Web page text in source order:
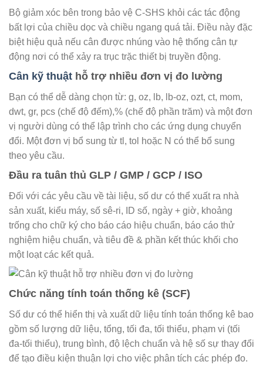
Bộ giảm xóc bên trong bảo vệ C-SHS khỏi các tác động
bất lợi của chiều dọc và chiều ngang quá tải. Điều này đặc
biệt hiệu quả nếu cân được nhúng vào hệ thống cân tự
động nơi có thể xảy ra trục trặc thiết bị truyền động.
Cân kỹ thuật hỗ trợ nhiều đơn vị đo lường
Bạn có thể dễ dàng chọn từ: g, oz, lb, lb-oz, ozt, ct, mom,
dwt, gr, pcs (chế độ đếm),% (chế độ phần trăm) và một đơn
vị người dùng có thể lập trình cho các ứng dụng chuyển
đổi. Một đơn vị bổ sung từ tl, tol hoặc N có thể bổ sung
theo yêu cầu.
Đầu ra tuân thủ GLP / GMP / GCP / ISO
Đối với các yêu cầu về tài liệu, số dư có thể xuất ra nhà
sản xuất, kiểu máy, số sê-ri, ID số, ngày + giờ, khoảng
trống cho chữ ký cho báo cáo hiệu chuẩn, báo cáo thử
nghiệm hiệu chuẩn, và tiêu đề & phần kết thúc khối cho
một loạt các kết quả.
Chức năng tính toán thống kê (SCF)
Số dư có thể hiển thị và xuất dữ liệu tính toán thống kê bao
gồm số lượng dữ liệu, tổng, tối đa, tối thiểu, phạm vi (tối
đa-tối thiểu), trung bình, độ lệch chuẩn và hệ số sự thay đổi
để tạo điều kiện thuận lợi cho việc phân tích các phép đo.